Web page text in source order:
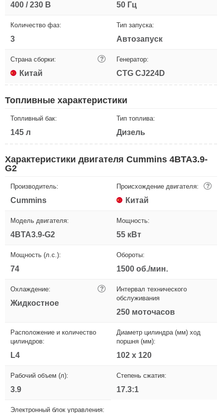
400 / 230 В 50 Гц
Количество фаз:
3
Тип запуска:
Автозапуск
Страна сборки: ?
Китай
Генератор:
CTG CJ224D
Топливные характеристики
Топливный бак:
145 л
Тип топлива:
Дизель
Характеристики двигателя Cummins 4BTA3.9-
G2
Производитель:
Cummins
Происхождение двигателя: ?
Китай
Модель двигателя:
4BTA3.9-G2
Мощность:
55 кВт
Мощность (л.с.):
74
Обороты:
1500 об./мин.
Охлаждение: ?
Жидкостное
Интервал технического
обслуживания
250 моточасов
Расположение и количество
цилиндров:
L4
Диаметр цилиндра (мм) ход
поршня (мм):
102 х 120
Рабочий объем (л):
3.9
Степень сжатия:
17.3:1
Электронный блок управления: